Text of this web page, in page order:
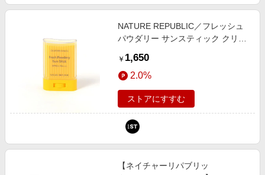
NATURE REPUBLIC／フレッシュ
パウダリー サンスティック クリア
650137 韓国通販 ドットエスティ
￥ 1,650
2.0%
ストアにすすむ
【ネイチャーリパブリッ